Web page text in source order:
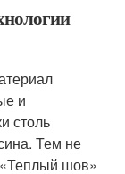
и
столь
Тем не
шов»